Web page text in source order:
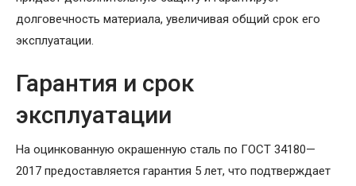
долговечность материала, увеличивая общий срок его
эксплуатации.
Гарантия и срок
эксплуатации
На оцинкованную окрашенную сталь по ГОСТ 34180—
2017 предоставляется гарантия 5 лет, что подтверждает